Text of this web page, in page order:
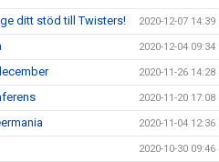
ditt stöd till Twisters! 2020-12-07 14:39
2020-12-04 09:34
2020-11-26 14:28
2020-11-20 17:08
2020-11-04 12:36
2020-10-30 09:46